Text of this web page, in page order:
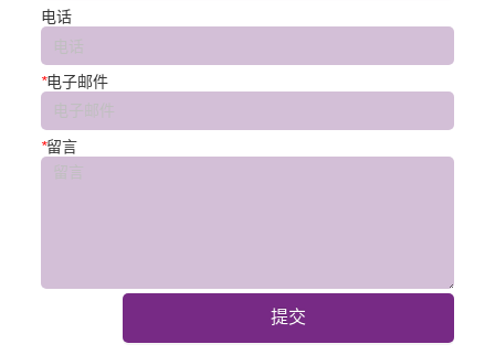
电话
*电子邮件
*留言
提交